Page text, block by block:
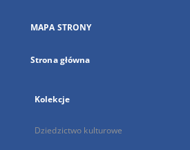
karcie
MAPA STRONY
Strona główna
Kolekcje
Dziedzictwo kulturowe